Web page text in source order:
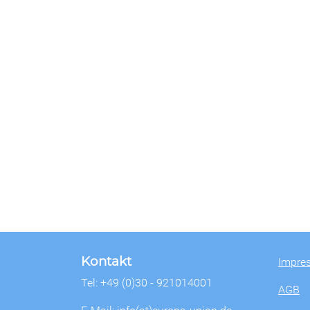
Kontakt
Tel: +49 (0)30 - 921014001
AGB